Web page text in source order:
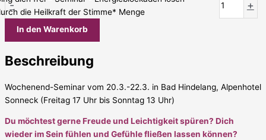
-
die Heilkraft der Stimme* Menge
+
In den Warenkorb
Beschreibung
Wochenend-Seminar vom 20.3.-22.3. in Bad Hindelang, Alpenhotel
Sonneck (Freitag 17 Uhr bis Sonntag 13 Uhr)
Du möchtest gerne Freude und Leichtigkeit spüren? Dich
wieder im Sein fühlen und Gefühle fließen lassen können?